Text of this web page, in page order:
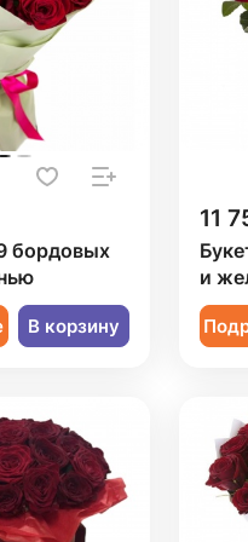
бордовых
В корзину
11
и